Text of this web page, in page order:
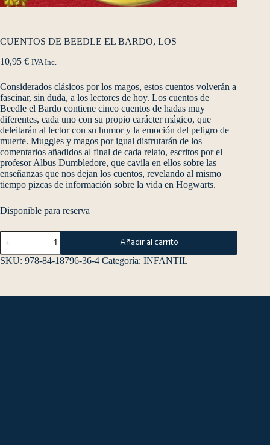
CUENTOS DE BEEDLE EL BARDO, LOS
10,95 € IVA Inc.
Considerados clásicos por los magos, estos cuentos volverán a
fascinar, sin duda, a los lectores de hoy. Los cuentos de
Beedle el Bardo contiene cinco cuentos de hadas muy
diferentes, cada uno con su propio carácter mágico, que
deleitarán al lector con su humor y la emoción del peligro de
muerte. Muggles y magos por igual disfrutarán de los
comentarios añadidos al final de cada relato, escritos por el
profesor Albus Dumbledore, que cavila en ellos sobre las
enseñanzas que nos dejan los cuentos, revelando al mismo
tiempo pizcas de información sobre la vida en Hogwarts.
Disponible para reserva
Añadir al carrito
SKU: 978-84-18796-36-4 Categoría: INFANTIL